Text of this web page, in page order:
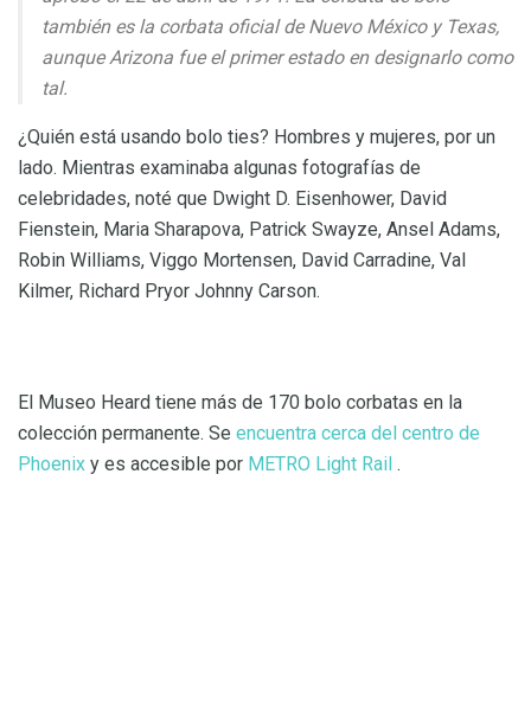
también es la corbata oficial de Nuevo México y Texas,
aunque Arizona fue el primer estado en designarlo como
tal.
¿Quién está usando bolo ties? Hombres y mujeres, por un
lado. Mientras examinaba algunas fotografías de
celebridades, noté que Dwight D. Eisenhower, David
Fienstein, Maria Sharapova, Patrick Swayze, Ansel Adams,
Robin Williams, Viggo Mortensen, David Carradine, Val
Kilmer, Richard Pryor Johnny Carson.
El Museo Heard tiene más de 170 bolo corbatas en la
colección permanente. Se encuentra cerca del centro de
Phoenix y es accesible por METRO Light Rail .